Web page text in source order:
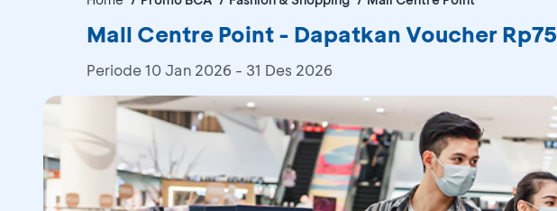
Mall Centre Point - Dapatkan Voucher
Periode10 Jan 2026 - 31 Des 2026